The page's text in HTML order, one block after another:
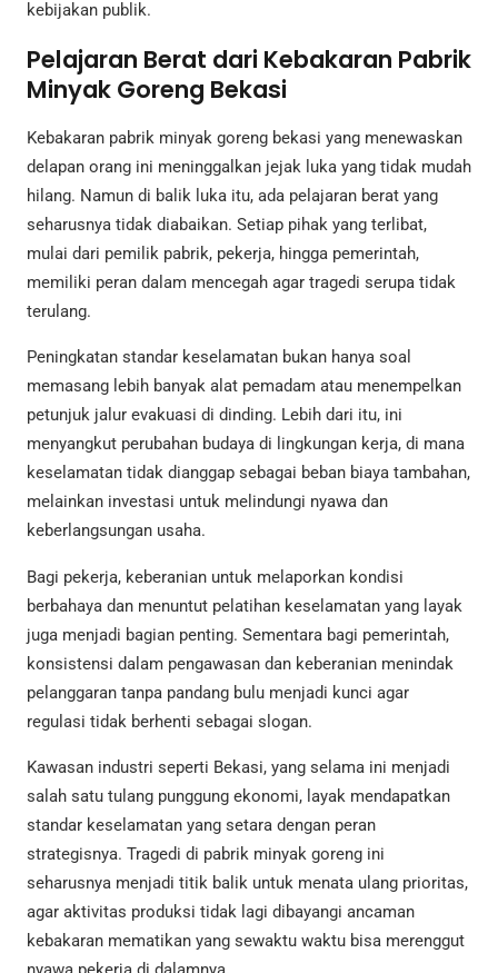
kebijakan publik.
Pelajaran Berat dari Kebakaran Pabrik
Minyak Goreng Bekasi
Kebakaran pabrik minyak goreng bekasi yang menewaskan
delapan orang ini meninggalkan jejak luka yang tidak mudah
hilang. Namun di balik luka itu, ada pelajaran berat yang
seharusnya tidak diabaikan. Setiap pihak yang terlibat,
mulai dari pemilik pabrik, pekerja, hingga pemerintah,
memiliki peran dalam mencegah agar tragedi serupa tidak
terulang.
Peningkatan standar keselamatan bukan hanya soal
memasang lebih banyak alat pemadam atau menempelkan
petunjuk jalur evakuasi di dinding. Lebih dari itu, ini
menyangkut perubahan budaya di lingkungan kerja, di mana
keselamatan tidak dianggap sebagai beban biaya tambahan,
melainkan investasi untuk melindungi nyawa dan
keberlangsungan usaha.
Bagi pekerja, keberanian untuk melaporkan kondisi
berbahaya dan menuntut pelatihan keselamatan yang layak
juga menjadi bagian penting. Sementara bagi pemerintah,
konsistensi dalam pengawasan dan keberanian menindak
pelanggaran tanpa pandang bulu menjadi kunci agar
regulasi tidak berhenti sebagai slogan.
Kawasan industri seperti Bekasi, yang selama ini menjadi
salah satu tulang punggung ekonomi, layak mendapatkan
standar keselamatan yang setara dengan peran
strategisnya. Tragedi di pabrik minyak goreng ini
seharusnya menjadi titik balik untuk menata ulang prioritas,
agar aktivitas produksi tidak lagi dibayangi ancaman
kebakaran mematikan yang sewaktu waktu bisa merenggut